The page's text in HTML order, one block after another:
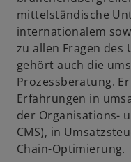
mittelständische
internationalem
zu allen Fragen des
gehört auch die
Prozessberatung.
Erfahrungen in
der Organisations-
CMS), in
Chain-Optimierung.